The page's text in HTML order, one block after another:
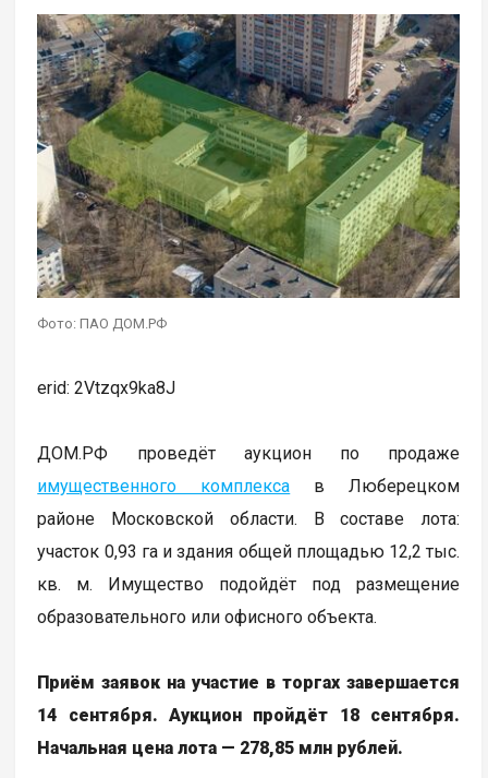
Фото: ПАО ДОМ.РФ
erid: 2Vtzqx9ka8J
ДОМ.РФ проведёт аукцион по продаже
имущественного комплекса в Люберецком
районе Московской области. В составе лота:
участок 0,93 га и здания общей площадью 12,2 тыс.
кв. м. Имущество подойдёт под размещение
образовательного или офисного объекта.
Приём заявок на участие в торгах завершается
14 сентября. Аукцион пройдёт 18 сентября.
Начальная цена лота — 278,85 млн рублей.